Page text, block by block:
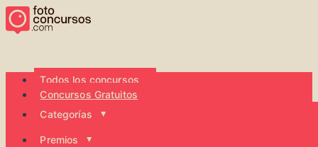
Saltar
al
Todos los concursos
Concursos Gratuitos
Categorías
Premios